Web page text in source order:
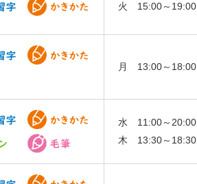
火 15:00～19:00
月 13:00～18:00
水 11:00～20:00
木 13:30～18:30